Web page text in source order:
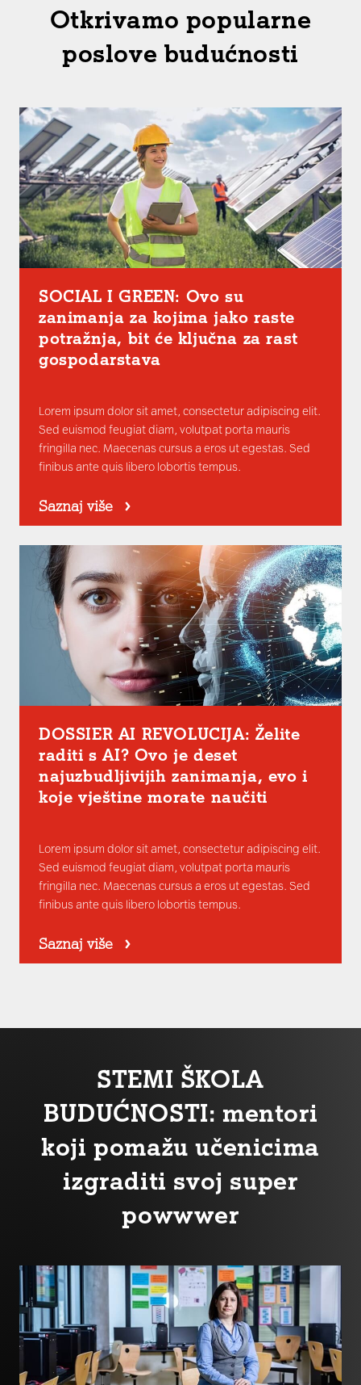
Otkrivamo popularne
poslove budućnosti
SOCIAL I GREEN: Ovo su
zanimanja za kojima jako raste
potražnja, bit će ključna za rast
gospodarstava
Lorem ipsum dolor sit amet, consectetur adipiscing elit.
Sed euismod feugiat diam, volutpat porta mauris
fringilla nec. Maecenas cursus a eros ut egestas. Sed
finibus ante quis libero lobortis tempus.
Saznaj više
DOSSIER AI REVOLUCIJA: Želite
raditi s AI? Ovo je deset
najuzbudljivijih zanimanja, evo i
koje vještine morate naučiti
Lorem ipsum dolor sit amet, consectetur adipiscing elit.
Sed euismod feugiat diam, volutpat porta mauris
fringilla nec. Maecenas cursus a eros ut egestas. Sed
finibus ante quis libero lobortis tempus.
Saznaj više
STEMI ŠKOLA
BUDUĆNOSTI: mentori
koji pomažu učenicima
izgraditi svoj super
powwwer